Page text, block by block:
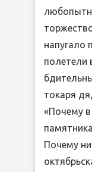
напугало
полетели
токаря
«Почему
Почему